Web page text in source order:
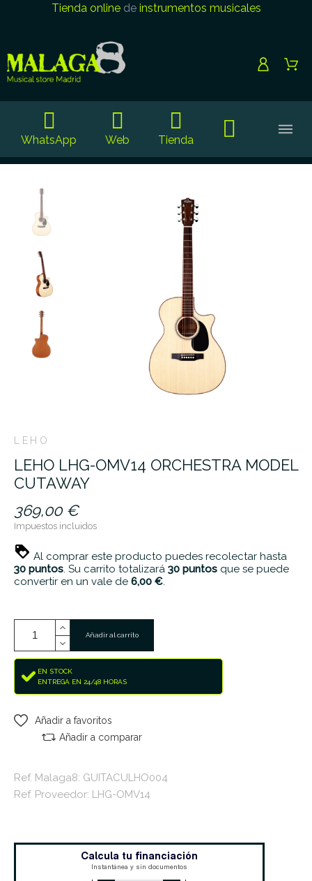
Tienda onlinede instrumentos musicales
WhatsApp Web Tienda
LEHO
LEHO LHG-OMV14 ORCHESTRA MODEL
CUTAWAY
369,00 €
Impuestos incluidos
Al comprar este producto puedes recolectar hasta
30 puntos. Su carrito totalizará 30 puntos que se puede
convertir en un vale de 6,00 €.
Añadir al carrito
EN STOCK
ENTREGA EN 24/48 HORAS
Añadir a favoritos
Añadir a comparar
Ref. Malaga8: GUITACULHO004
Ref. Proveedor: LHG-OMV14